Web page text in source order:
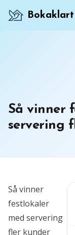
Bokaklart
Så vinner
servering
Så vinner
festlokaler
med servering
fler kunder